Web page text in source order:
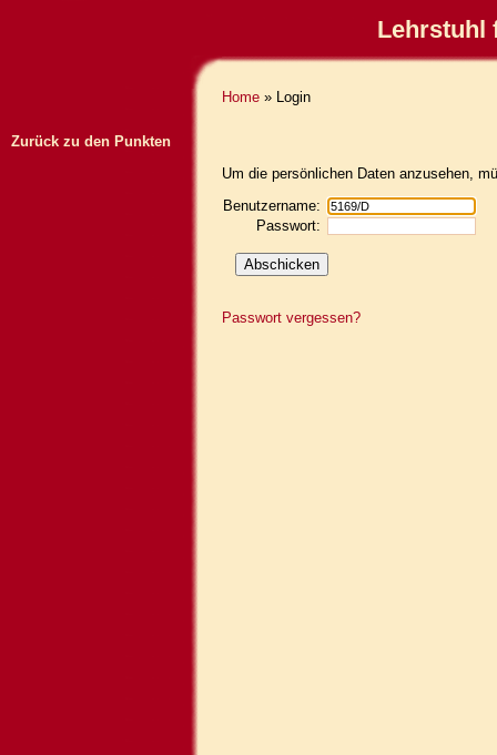
Lehrstuhl
Zurück zu den Punkten
Home » Login
Um die persönlichen Daten anzusehen,
Benutzername:
Passwort:
Passwort vergessen?